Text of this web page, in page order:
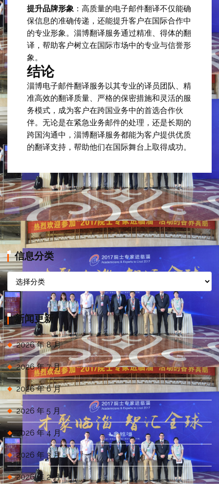
提升品牌形象 ：高质量的电子邮件翻译不仅能确
保信息的准确传递，还能提升客户在国际合作中
的专业形象。淄博翻译服务通过精准、得体的翻
译，帮助客户树立在国际市场中的专业与信誉形
象。
结论
淄博电子邮件翻译服务以其专业的译员团队、精
准高效的翻译质量、严格的保密措施和灵活的服
务模式，成为客户在跨国业务中的首选合作伙
伴。无论是在紧急业务邮件的处理，还是长期的
跨国沟通中，淄博翻译服务都能为客户提供优质
的翻译支持，帮助他们在国际舞台上取得成功。
信息分类
信
息
分
类新闻更新
2026 年 8 月
2026 年 7 月
2026 年 6 月
2026 年 5 月
2026 年 4 月
2026 年 3 月
2026 年 2 月